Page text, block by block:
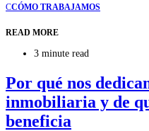
CCÓMO TRABAJAMOS
READ MORE
3 minute read
Por qué nos
inmobiliaria y de
beneficia